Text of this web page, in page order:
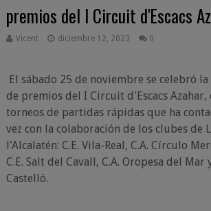
premios del I Circuit d'Escacs
Vicent diciembre 12, 2023 0
El sábado 25 de noviembre se celebró
de premios del I Circuit d'Escacs
torneos de partidas rápidas que ha
vez con la colaboración de los clubes de
l'Alcalatén: C.E. Vila-Real, C.A. Círculo
C.E. Salt del Cavall, C.A. Oropesa del Mar
Castelló.